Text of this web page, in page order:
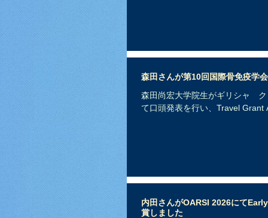
森田さんが第10回国際骨免疫学
森田尚宏大学院生がギリシャ ク
て口頭発表を行い、Travel
内田さんがOARSI 2026にて
賞しました